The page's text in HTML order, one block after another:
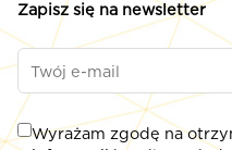
Zapisz się na newsletter
Wyrażam zgodę na